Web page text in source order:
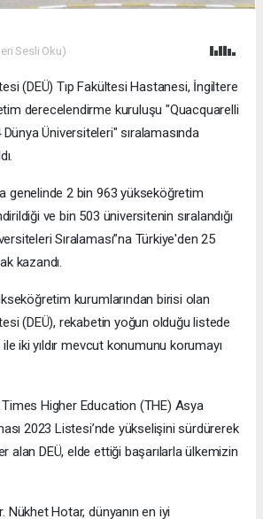
Sesli Oku)
(DEÜ) Tıp Fakültesi Hastanesi, İngiltere
derecelendirme kuruluşu "Quacquarelli
Üniversiteleri" sıralamasında
genelinde 2 bin 963 yükseköğretim
ve bin 503 üniversitenin sıralandığı
Sıralaması”na Türkiye'den 25
kazandı.
kurumlarından birisi olan
(DEÜ), rekabetin yoğun olduğu listede
ile iki yıldır mevcut konumunu korumayı
Higher Education (THE) Asya
2023 Listesi’nde yükselişini sürdürerek
alan DEÜ, elde ettiği başarılarla ülkemizin
Nükhet Hotar, dünyanın en iyi